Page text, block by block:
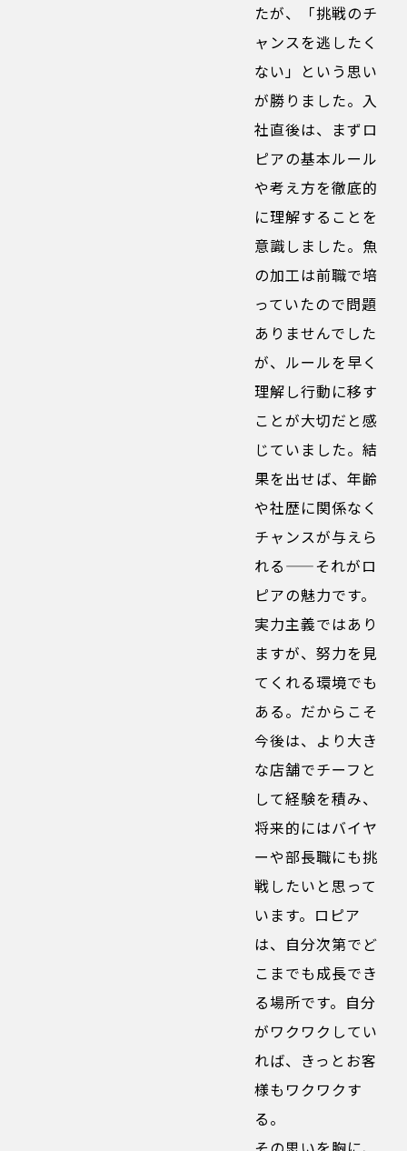
たが、「挑戦のチ
ャンスを逃したく
ない」という思い
が勝りました。入
社直後は、まずロ
ピアの基本ルール
や考え方を徹底的
に理解することを
意識しました。魚
の加工は前職で培
っていたので問題
ありませんでした
が、ルールを早く
理解し行動に移す
ことが大切だと感
じていました。結
果を出せば、年齢
や社歴に関係なく
チャンスが与えら
れる——それがロ
ピアの魅力です。
実力主義ではあり
ますが、努力を見
てくれる環境でも
ある。だからこそ
今後は、より大き
な店舗でチーフと
して経験を積み、
将来的にはバイヤ
ーや部長職にも挑
戦したいと思って
います。ロピア
は、自分次第でど
こまでも成長でき
る場所です。自分
がワクワクしてい
れば、きっとお客
様もワクワクす
る。